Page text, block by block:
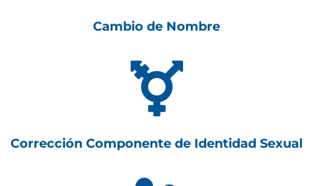
Cambio de Nombre

Corrección Componente de Identidad Sexual